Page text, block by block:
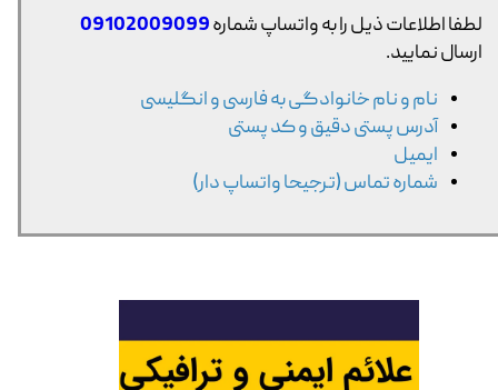
لطفا اطلاعات ذیل را به واتساپ شماره09102009099
ارسال نمایید.
نام و نام خانوادگی به فارسی و انگلیسی
آدرس پستی دقیق و کد پستی
ایمیل
شماره تماس (ترجیحا واتساپ دار)